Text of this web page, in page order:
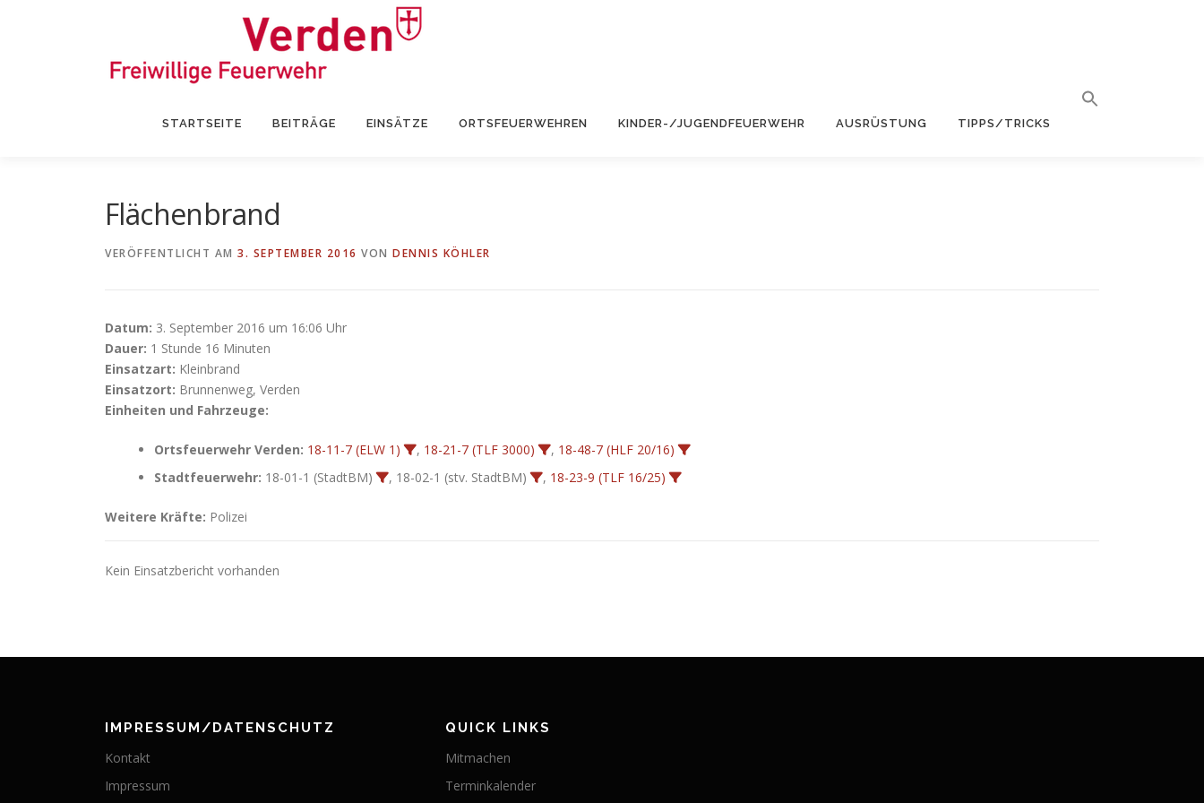
STARTSEITE BEITRÄGE EINSÄTZE ORTSFEUERWEHREN KINDER-/JUGENDFEUERWEHR AUSRÜSTUNG TIPPS/TRICKS
Flächenbrand
VERÖFFENTLICHT AM 3. SEPTEMBER 2016 VON DENNIS KÖHLER
Datum: 3. September 2016 um 16:06 Uhr
Dauer: 1 Stunde 16 Minuten
Einsatzart: Kleinbrand
Einsatzort: Brunnenweg, Verden
Einheiten und Fahrzeuge:
Ortsfeuerwehr Verden: 18-11-7 (ELW 1) , 18-21-7 (TLF 3000) , 18-48-7 (HLF 20/16)
Stadtfeuerwehr: 18-01-1 (StadtBM) , 18-02-1 (stv. StadtBM) , 18-23-9 (TLF 16/25)
Weitere Kräfte: Polizei
Kein Einsatzbericht vorhanden
IMPRESSUM/DATENSCHUTZ
Kontakt
Impressum
QUICK LINKS
Mitmachen
Terminkalender